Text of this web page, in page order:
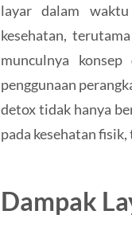
layar dalam
kesehatan,
munculnya konsep
penggunaan
detox tidak hanya
pada kesehatan
Dampak